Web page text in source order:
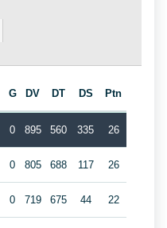
G DV DT DS Ptn
0 895 560 335 26
0 805 688 117 26
0 719 675 44 22